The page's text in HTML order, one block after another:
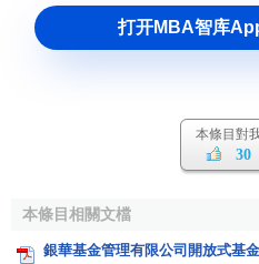
打开MBA智库
本條目對
30
本條目相關文檔
銀華基金管理有限公司開放式基